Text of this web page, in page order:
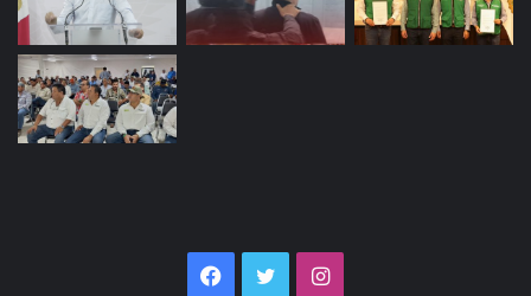
Facebook
TwitterInstagram